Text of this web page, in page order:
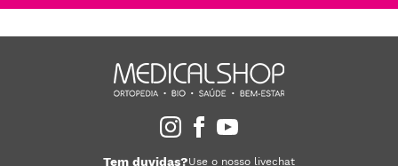
Tem duvidas?Use o nosso livechat